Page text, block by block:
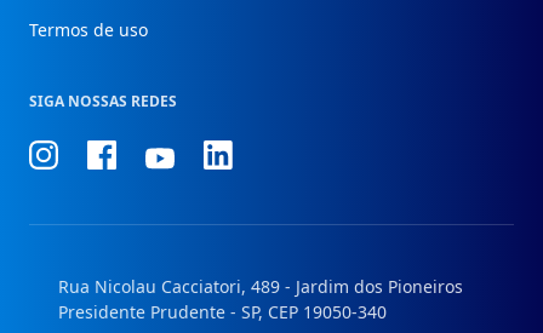
Termos de uso
SIGA NOSSAS REDES
ConheçaConheçaConheçaConheça
Rua Nicolau Cacciatori, 489 - Jardim dos Pioneiros
Presidente Prudente - SP, CEP 19050-340